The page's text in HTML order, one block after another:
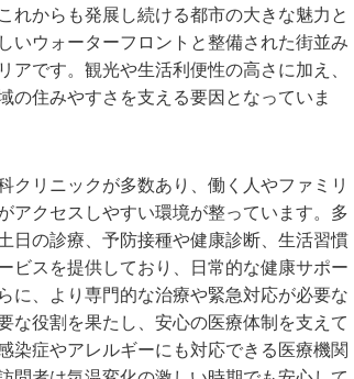
れからも発展し続ける都市の大きな魅力と
いウォーターフロントと整備された街並み
です。観光や生活利便性の高さに加え、
の住みやすさを支える要因となっていま
クリニックが多数あり、働く人やファミリ
アクセスしやすい環境が整っています。多
日の診療、予防接種や健康診断、生活習慣
ビスを提供しており、日常的な健康サポー
に、より専門的な治療や緊急対応が必要な
な役割を果たし、安心の医療体制を支えて
染症やアレルギーにも対応できる医療機関